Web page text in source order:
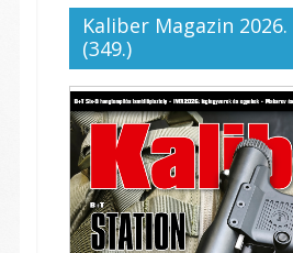
Kaliber Magazin
(349.)